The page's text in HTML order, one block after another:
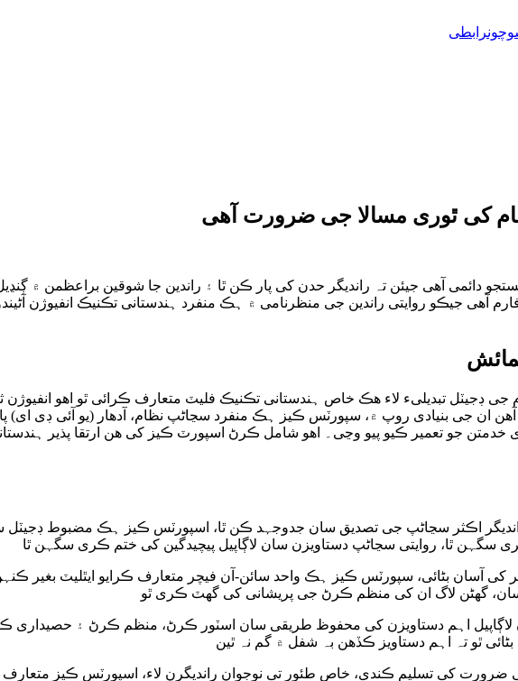
رابطی
کی ٿوری مسالا جی ضرورت آھی
دائمی آھی جیئن تہ راندیگر حدن کی پار ڪن ٿا ۽ راندین جا شوقین براعظمن
آھی جیڪو روایتی راندین جی منظرنامی ۾ ہڪ منفرد ہندستانی تڪنیڪ انفیوژن
ڊجیٽل تبدیلیء لاء ھڪ خاص ہندستانی تڪنیڪ فلیٽ متعارف ڪرائی ٿو اھو انفیوژن
ان جی بنیادی روپ ۾، سپورٽس ڪیز ہڪ منفرد سڃاڻپ نظام، آدھار (یو آئی ڊی ای)
خدمتن جو تعمیر ڪیو پیو وڃی۔ اھو شامل ڪرڻ اسپورٽ ڪیز کی ھن ارتقا پذیر
اڪثر سڃاڻپ جی تصدیق سان جدوجہد ڪن ٿا، اسپورٽس ڪیز ہڪ مضبوط
سگہن ٿا، روایتی سڃاڻپ دستاویزن سان لاڳاپیل پیچیدگین کی ختم ڪری سگہن ٿا
آسان بڻائی، سپورٽس ڪیز ہڪ واحد سائن-آن فیچر متعارف ڪرایو ایٿلیٽ بغیر
گھڻن لاگ ان کی منظم ڪرڻ جی پریشانی کی گھٽ ڪری ٿو
لاڳاپیل اہم دستاویزن کی محفوظ طریقی سان اسٽور ڪرڻ، منظم ڪرڻ ۽
ٿو تہ اہم دستاویز ڪڏھن بہ شفل ۾ گم نہ ٿین
ضرورت کی تسلیم ڪندی، خاص طئور تی نوجوان راندیگرن لاء، اسپورٽس ڪیز متعارف